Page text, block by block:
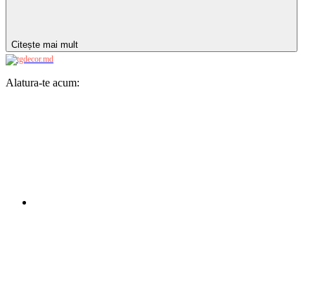
Citește mai mult
Alatura-te acum: